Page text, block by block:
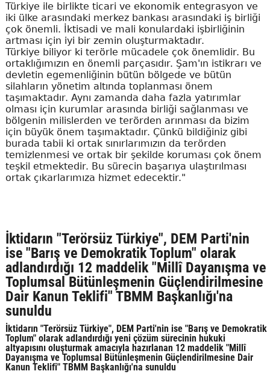
Türkiye ile birlikte ticari ve ekonomik entegrasyon ve
iki ülke arasındaki merkez bankası arasındaki iş birliği
çok önemli. İktisadi ve mali konulardaki işbirliğinin
artması için iyi bir zemin oluşturmaktadır.
Türkiye biliyor ki terörle mücadele çok önemlidir. Bu
ortaklığımızın en önemli parçasıdır. Şam'ın istikrarı ve
devletin egemenliğinin bütün bölgede ve bütün
silahların yönetim altında toplanması önem
taşımaktadır. Aynı zamanda daha fazla yatırımlar
olması için kurumlar arasında birliği sağlanması ve
bölgenin milislerden ve terörden arınması da bizim
için büyük önem taşımaktadır. Çünkü bildiğiniz gibi
burada tabii ki ortak sınırlarımızın da terörden
temizlenmesi ve ortak bir şekilde koruması çok önem
teşkil etmektedir. Bu sürecin başarıya ulaştırılması
ortak çıkarlarımıza hizmet edecektir."
İktidarın "Terörsüz Türkiye", DEM Parti'nin
ise "Barış ve Demokratik Toplum" olarak
adlandırdığı 12 maddelik "Millî Dayanışma ve
Toplumsal Bütünleşmenin Güçlendirilmesine
Dair Kanun Teklifi" TBMM Başkanlığı'na
sunuldu
İktidarın "Terörsüz Türkiye", DEM Parti'nin ise "Barış ve Demokratik
Toplum" olarak adlandırdığı yeni çözüm sürecinin hukuki
altyapısını oluşturmak amacıyla hazırlanan 12 maddelik "Millî
Dayanışma ve Toplumsal Bütünleşmenin Güçlendirilmesine Dair
Kanun Teklifi" TBMM Başkanlığı'na sunuldu